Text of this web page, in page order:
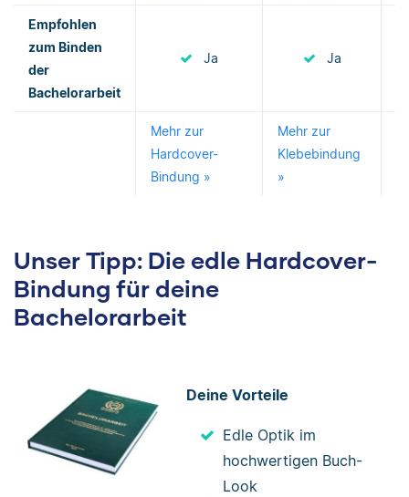
Empfohlen
zum Binden
der
Bachelorarbeit
Ja Ja
Mehr zur
Hardcover-
Bindung »
Mehr zur
Klebebindung
»
Unser Tipp: Die edle Hardcover-
Bindung für deine
Bachelorarbeit
Deine Vorteile
Edle Optik im
hochwertigen Buch-
Look